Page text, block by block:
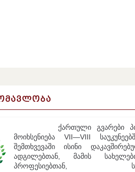
ქართული გვარები
მოიხსენიება VII—VIII
შემთხვევაში ისინი
ადგილებთან, მამის
პროფესიებთან,